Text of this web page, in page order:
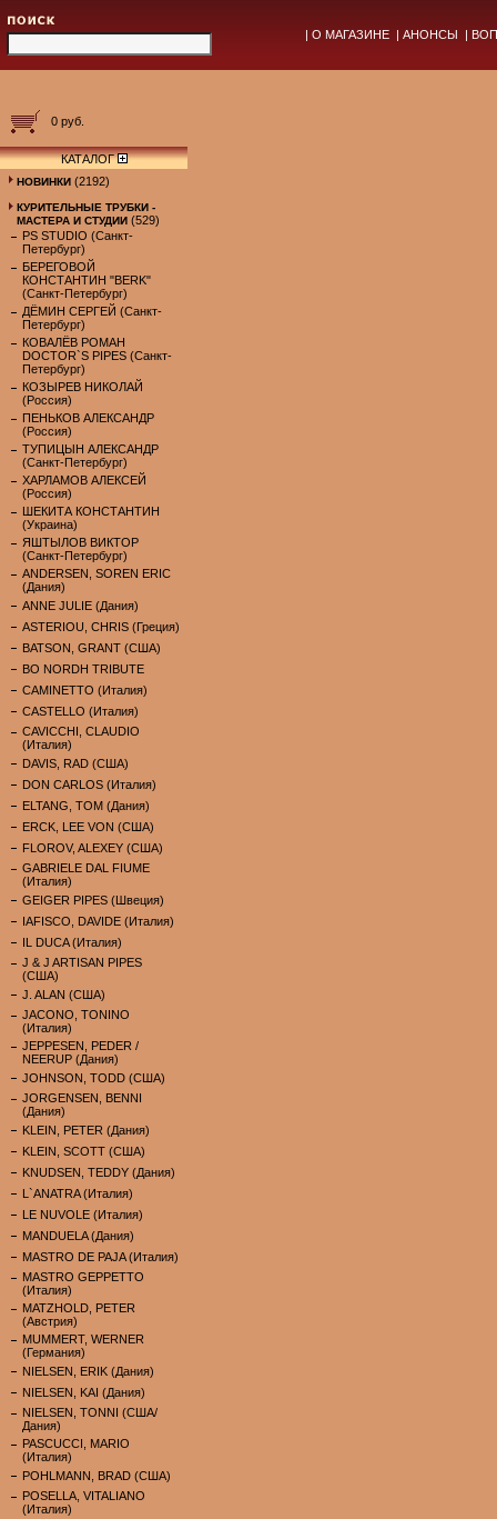
| О МАГАЗИНЕ | АНОНСЫ |
0 руб.
КАТАЛОГ
НОВИНКИ (2192)
КУРИТЕЛЬНЫЕ ТРУБКИ -
МАСТЕРА И СТУДИИ (529)
PS STUDIO (Санкт-
Петербург)
БЕРЕГОВОЙ
КОНСТАНТИН "BERK"
(Санкт-Петербург)
ДЁМИН СЕРГЕЙ (Санкт-
Петербург)
КОВАЛЁВ РОМАН
DOCTOR`S PIPES (Санкт-
Петербург)
КОЗЫРЕВ НИКОЛАЙ
(Россия)
ПЕНЬКОВ АЛЕКСАНДР
(Россия)
ТУПИЦЫН АЛЕКСАНДР
(Санкт-Петербург)
ХАРЛАМОВ АЛЕКСЕЙ
(Россия)
ШЕКИТА КОНСТАНТИН
(Украина)
ЯШТЫЛОВ ВИКТОР
(Санкт-Петербург)
ANDERSEN, SOREN ERIC
(Дания)
ANNE JULIE (Дания)
ASTERIOU, CHRIS (Греция)
BATSON, GRANT (США)
BO NORDH TRIBUTE
CAMINETTO (Италия)
CASTELLO (Италия)
CAVICCHI, CLAUDIO
(Италия)
DAVIS, RAD (США)
DON CARLOS (Италия)
ELTANG, TOM (Дания)
ERCK, LEE VON (США)
FLOROV, ALEXEY (США)
GABRIELE DAL FIUME
(Италия)
GEIGER PIPES (Швеция)
IAFISCO, DAVIDE (Италия)
IL DUCA (Италия)
J & J ARTISAN PIPES
(США)
J. ALAN (США)
JACONO, TONINO
(Италия)
JEPPESEN, PEDER /
NEERUP (Дания)
JOHNSON, TODD (США)
JORGENSEN, BENNI
(Дания)
KLEIN, PETER (Дания)
KLEIN, SCOTT (США)
KNUDSEN, TEDDY (Дания)
L`ANATRA (Италия)
LE NUVOLE (Италия)
MANDUELA (Дания)
MASTRO DE PAJA (Италия)
MASTRO GEPPETTO
(Италия)
MATZHOLD, PETER
(Австрия)
MUMMERT, WERNER
(Германия)
NIELSEN, ERIK (Дания)
NIELSEN, KAI (Дания)
NIELSEN, TONNI (США/
Дания)
PASCUCCI, MARIO
(Италия)
POHLMANN, BRAD (США)
POSELLA, VITALIANO
(Италия)